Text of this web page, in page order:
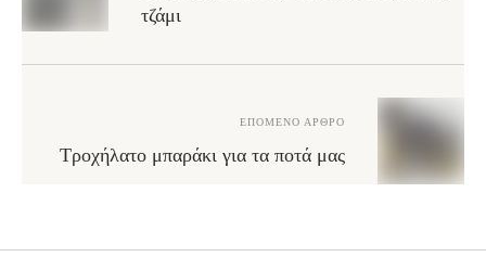
τζάμι
ΕΠΌΜΕΝΟ ΆΡΘΡΟ
Τροχήλατο μπαράκι για τα ποτά μας